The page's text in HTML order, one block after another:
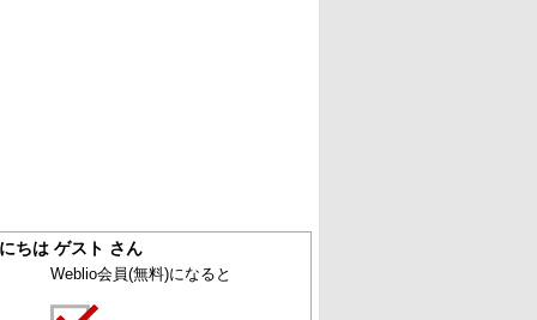
ちは ゲスト さん
Weblio会員(無料)になると